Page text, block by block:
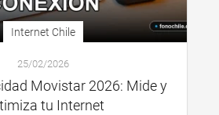
Internet Chile
25/02/2026
Movistar 2026: Mide y
tu Internet